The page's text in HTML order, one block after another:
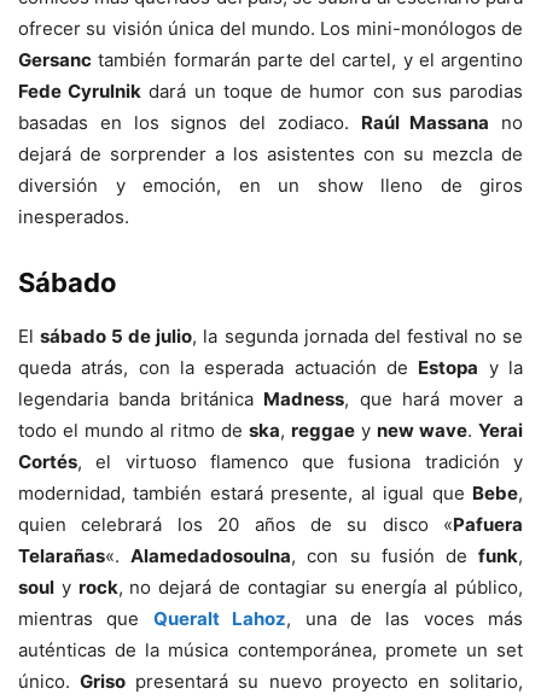
ofrecer su visión única del mundo. Los mini-monólogos de
Gersanc también formarán parte del cartel, y el argentino
Fede Cyrulnik dará un toque de humor con sus parodias
basadas en los signos del zodiaco. Raúl Massana no
dejará de sorprender a los asistentes con su mezcla de
diversión y emoción, en un show lleno de giros
inesperados.
Sábado
Elsábado 5 de julio, la segunda jornada del festival no se
queda atrás, con la esperada actuación de Estopa y la
legendaria banda británica Madness, que hará mover a
todo el mundo al ritmo de ska, reggae y new wave. Yerai
Cortés, el virtuoso flamenco que fusiona tradición y
modernidad, también estará presente, al igual que Bebe,
quien celebrará los 20 años de su disco «Pafuera
Telarañas«.Alamedadosoulna, con su fusión defunk,
soul y rock, no dejará de contagiar su energía al público,
mientras que Queralt Lahoz, una de las voces más
auténticas de la música contemporánea, promete un set
único.Griso presentará su nuevo proyecto en solitario,